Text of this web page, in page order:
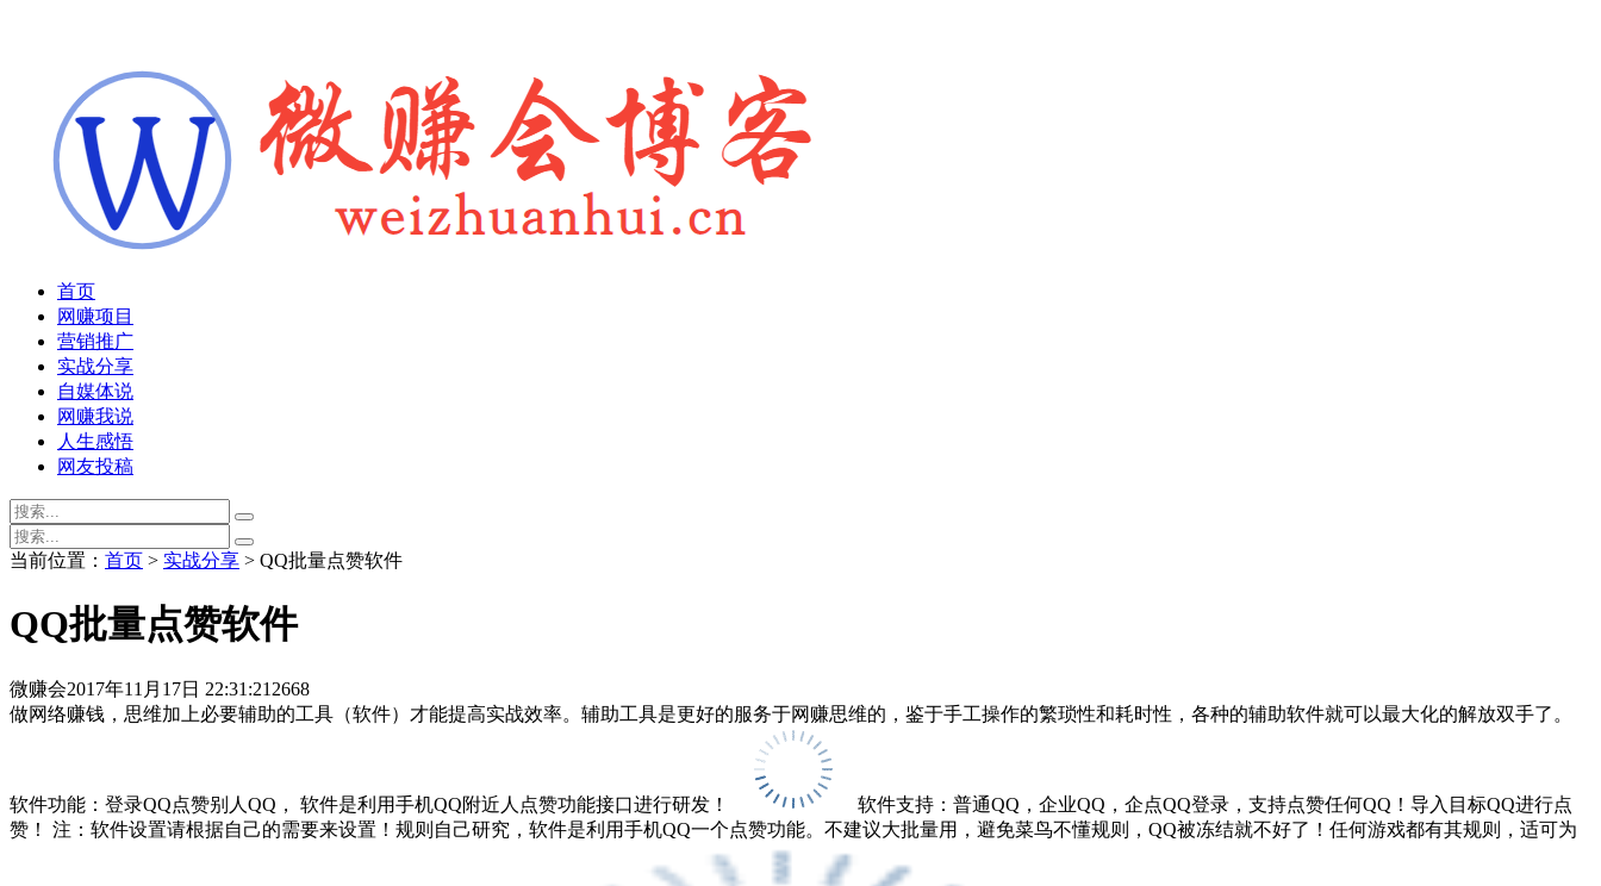
首页
网赚项目
营销推广
实战分享
自媒体说
网赚我说
人生感悟
网友投稿
当前位置： 首页 > 实战分享 > QQ批量点赞软件
QQ批量点赞软件
微赚会2017年11月17日 22:31:21 2668
做网络赚钱，思维加上必要辅助的工具（软件）才能提高实战效率。辅助工具是更好的服务于网赚思维的，鉴于手工操作的繁琐性和耗时性，各种的辅助软件就可以最大化的解放双手了。
软件功能：登录QQ点赞别人QQ， 软件是利用手机QQ附近人点赞功能接口进行研发！
软件支持：普通QQ，企业QQ，企点QQ登录，支持点赞任何QQ！导入目标QQ进行点
赞！ 注：软件设置请根据自己的需要来设置！规则自己研究，软件是利用手机QQ一个点赞功能。不建议大批量用，避免菜鸟不懂规则，QQ被冻结就不好了！任何游戏都有其规则，适可为